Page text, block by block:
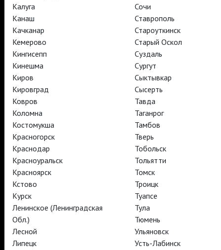
TheatreHD
TheatreHD Опера
TheatreHD Балет в кино
АРТ-ЛЕКТОРИЙ В КИНО
TheatreHD
АРТ-ЛЕКТОРИЙ В КИНО
TheatreHD
TheatreHD Опера
TheatreHD Балет в кино
АРТ-ЛЕКТОРИЙ В КИНО
TheatreHD
Поддержать
Стать волонтёром
Как организовать показ в вашем городе
Контакты
18+
Калуга
Канаш
Качканар
Кемерово
Кингисепп
Кинешма
Киров
Кировград
Ковров
Коломна
Костомукша
Красногорск
Краснодар
Красноуральск
Красноярск
Кстово
Курск
Ленинское (Ленинградская
Обл.)
Лесной
Липецк
Сочи
Ставрополь
Староуткинск
Старый Оскол
Суздаль
Сургут
Сыктывкар
Сысерть
Тавда
Таганрог
Тамбов
Тверь
Тобольск
Тольятти
Томск
Троицк
Туапсе
Тула
Тюмень
Ульяновск
Усть-Лабинск